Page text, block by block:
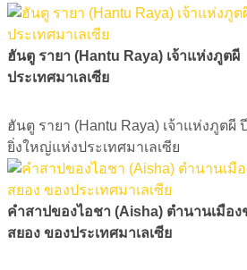
ฮันตู รายา (Hantu Raya) เจ้าแห่งภูตผี
ประเทศมาเลเซีย
ฮันตู รายา (Hantu Raya) เจ้าแห่งภูตผี
ยิ่งใหญ่แห่งประเทศมาเลเซีย
คำสาปของไอชา (Aisha) ตำนานเมือง
สยอง ของประเทศมาเลเซีย